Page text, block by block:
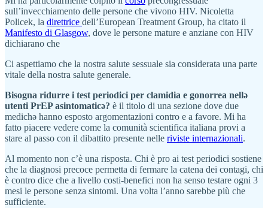
sull’invecchiamento delle persone che vivono HIV. Nicoletta
Policek, la direttrice dell’European Treatment Group, ha citato il
Manifesto di Glasgow, dove le persone mature e anziane con HIV
dichiarano che
Ci aspettiamo che la nostra salute sessuale sia considerata una parte
vitale della nostra salute generale.
Bisogna ridurre i test periodici per clamidia e gonorrea nellə
utenti PrEP asintomaticə? è il titolo di una sezione dove due
medichə hanno esposto argomentazioni contro e a favore. Mi ha
fatto piacere vedere come la comunità scientifica italiana provi a
stare al passo con il dibattito presente nelle riviste internazionali.
Al momento non c’è una risposta. Chi è pro ai test periodici sostiene
che la diagnosi precoce permetta di fermare la catena dei contagi, chi
è contro dice che a livello costi-benefici non ha senso testare ogni 3
mesi le persone senza sintomi. Una volta l’anno sarebbe più che
sufficiente.